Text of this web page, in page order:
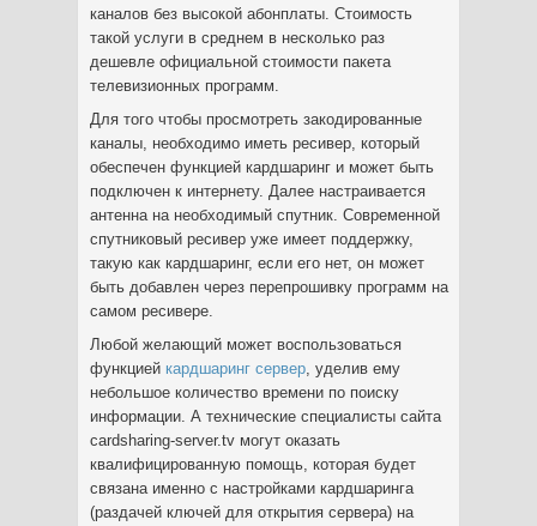
каналов без высокой абонплаты. Стоимость
такой услуги в среднем в несколько раз
дешевле официальной стоимости пакета
телевизионных программ.
Для того чтобы просмотреть закодированные
каналы, необходимо иметь ресивер, который
обеспечен функцией кардшаринг и может быть
подключен к интернету. Далее настраивается
антенна на необходимый спутник. Современной
спутниковый ресивер уже имеет поддержку,
такую как кардшаринг, если его нет, он может
быть добавлен через перепрошивку программ на
самом ресивере.
Любой желающий может воспользоваться
функцией кардшаринг сервер, уделив ему
небольшое количество времени по поиску
информации. А технические специалисты сайта
cardsharing-server.tv могут оказать
квалифицированную помощь, которая будет
связана именно с настройками кардшаринга
(раздачей ключей для открытия сервера) на